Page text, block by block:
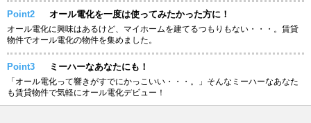
Point2 オール電化を一度は使ってみたかった方に！
オール電化に興味はあるけど、マイホームを建てるつもりもない・・・。賃貸
物件でオール電化の物件を集めました。
Point3 ミーハーなあなたにも！
「オール電化って響きがすでにかっこいい・・・。」そんなミーハーなあなた
も賃貸物件で気軽にオール電化デビュー！